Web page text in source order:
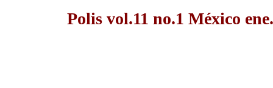
Polis vol.11 no.1 México